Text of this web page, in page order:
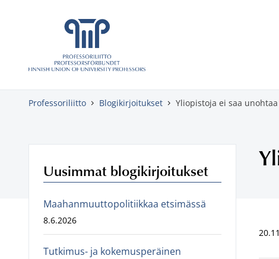
Skippaa sisältö
Professoriliitto Blogikirjoitukset Yliopistoja ei saa
Uusimmat blogikirjoitukset
Maahanmuuttopolitiikkaa etsimässä
8.6.2026
Tutkimus- ja kokemusperäinen